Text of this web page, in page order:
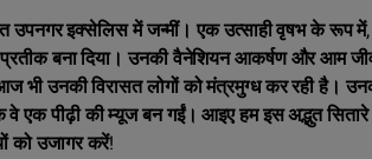
उपनगर इक्सेलिस में जन्मीं। एक उत्साही वृषभ के रूप
बना दिया। उनकी वैनेशियन आकर्षण और आम
भी उनकी विरासत लोगों को मंत्रमुग्ध कर रही है।
वे एक पीढ़ी की म्यूज बन गईं। आइए हम इस अद्भुत
को उजागर करें!